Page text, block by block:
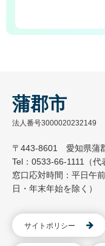
蒲郡市
法人番号3000020232149
〒443-8601 愛知県蒲
Tel：0533-66-1111（代
窓口応対時間：平日午
日・年末年始を除く）
サイトポリシー